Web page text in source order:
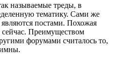
называемые треды, в
тематику. Сами же
постами. Похожая
сейчас. Преимуществом
форумами считалось то,